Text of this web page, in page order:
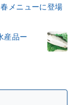
メニューに登場
産品ー